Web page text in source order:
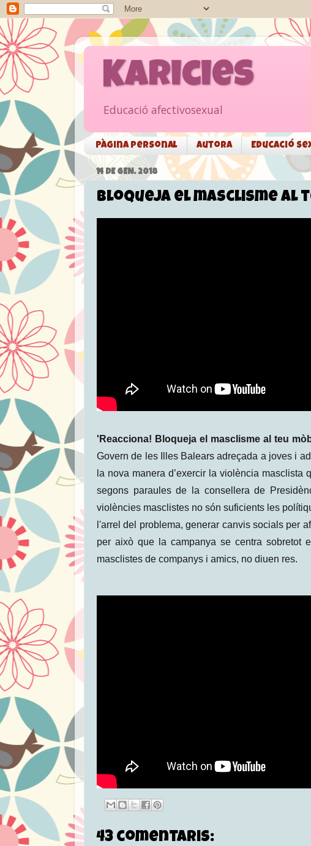
Karicies
Educació afectivosexual
Pàgina personal Autora Educació
14 DE GEN. 2018
Bloqueja el masclisme al
'Reacciona! Bloqueja el masclisme al teu
Govern de les Illes Balears adreçada a joves i
la nova manera d’exercir la violència
segons paraules de la consellera de
violències masclistes no són suficients les
l'arrel del problema, generar canvis socials per
per això que la campanya se centra sobretot
masclistes de companys i amics, no diuen res.
43 comentaris: